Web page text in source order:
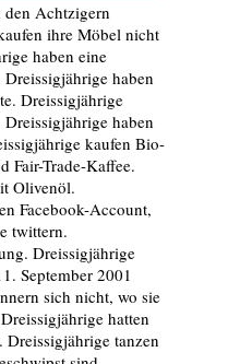
Achtzigern
ihre Möbel nicht
haben eine
haben
Dreissigjährige
haben
kaufen Bio-
Fair-Trade-Kaffee.
Olivenöl.
Facebook-Account,
twittern.
Dreissigjährige
September 2001
sich nicht, wo sie
hatten
tanzen